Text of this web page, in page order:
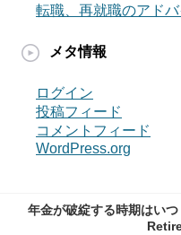
転職、再就職のアドバ
メタ情報
ログイン
投稿フィード
コメントフィード
WordPress.org
年金が破綻する時期はい